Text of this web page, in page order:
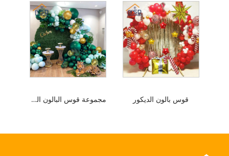
مجموعة قوس البالون الغابات قوس بالون الديكور